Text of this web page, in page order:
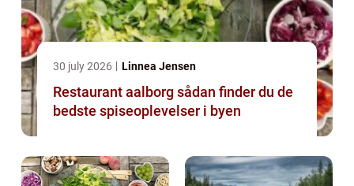
30 july 2026 Linnea Jensen
Restaurant aalborg sådan finder du de
bedste spiseoplevelser i byen